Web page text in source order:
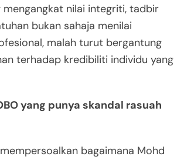
mengangkat nilai integriti, tadbir
bukan sahaja menilai
malah turut bergantung
terhadap kredibiliti individu yang
yang punya skandal rasuah
bagaimana Mohd